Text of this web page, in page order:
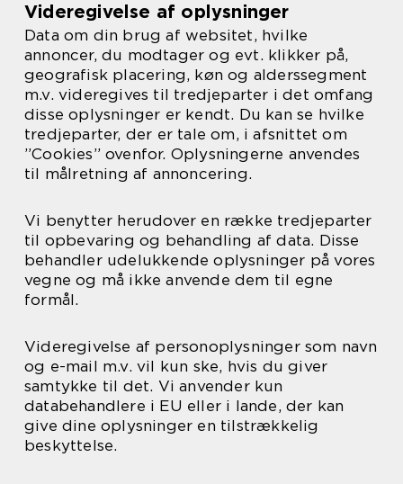
Videregivelse af oplysninger
Data om din brug af websitet, hvilke
annoncer, du modtager og evt. klikker på,
geografisk placering, køn og alderssegment
m.v. videregives til tredjeparter i det omfang
disse oplysninger er kendt. Du kan se hvilke
tredjeparter, der er tale om, i afsnittet om
”Cookies” ovenfor. Oplysningerne anvendes
til målretning af annoncering.
Vi benytter herudover en række tredjeparter
til opbevaring og behandling af data. Disse
behandler udelukkende oplysninger på vores
vegne og må ikke anvende dem til egne
formål.
Videregivelse af personoplysninger som navn
og e-mail m.v. vil kun ske, hvis du giver
samtykke til det. Vi anvender kun
databehandlere i EU eller i lande, der kan
give dine oplysninger en tilstrækkelig
beskyttelse.